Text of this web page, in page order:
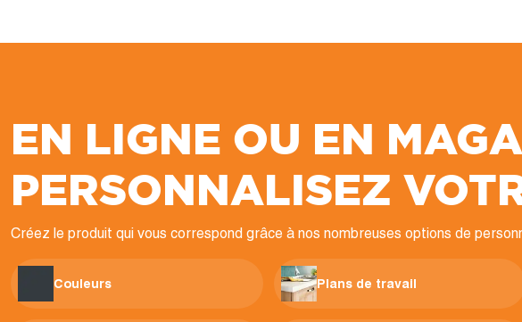
EN LIGNE OU EN
PERSONNALISEZ
Créez le produit qui vous correspond grâce à nos nombreuses options de
Couleurs Plans de travail